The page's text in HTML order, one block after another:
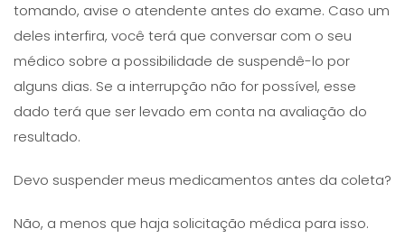
tomando, avise o atendente antes do exame. Caso um
deles interfira, você terá que conversar com o seu
médico sobre a possibilidade de suspendê-lo por
alguns dias. Se a interrupção não for possível, esse
dado terá que ser levado em conta na avaliação do
resultado.
Devo suspender meus medicamentos antes da coleta?
Não, a menos que haja solicitação médica para isso.